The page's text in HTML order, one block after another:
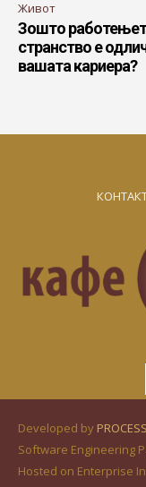
Живот
Зошто
странство е
вашата кариера?
Developed by
Software Engineering
Hosted on Enterprise